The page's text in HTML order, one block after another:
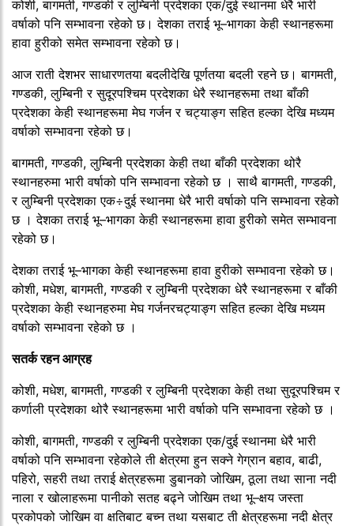
कोशी, बागमती, गण्डकी र लुम्बिनी प्रदेशका एक/दुई स्थानमा धेरै भारी
वर्षाको पनि सम्भावना रहेको छ। देशका तराई भू–भागका केही स्थानहरूमा
हावा हुरीको समेत सम्भावना रहेको छ।
आज राती देशभर साधारणतया बदलीदेखि पूर्णतया बदली रहने छ। बागमती,
गण्डकी, लुम्बिनी र सुदूरपश्चिम प्रदेशका धेरै स्थानहरूमा तथा बाँकी
प्रदेशका केही स्थानहरूमा मेघ गर्जन र चट्याङ्ग सहित हल्का देखि मध्यम
वर्षाको सम्भावना रहेको छ।
बागमती, गण्डकी, लुम्बिनी प्रदेशका केही तथा बाँकी प्रदेशका थोरै
स्थानहरुमा भारी वर्षाको पनि सम्भावना रहेको छ । साथै बागमती, गण्डकी,
र लुम्बिनी प्रदेशका एक÷दुई स्थानमा धेरै भारी वर्षाको पनि सम्भावना रहेको
छ । देशका तराई भू–भागका केही स्थानहरूमा हावा हुरीको समेत सम्भावना
रहेको छ।
देशका तराई भू–भागका केही स्थानहरूमा हावा हुरीको सम्भावना रहेको छ।
कोशी, मधेश, बागमती, गण्डकी र लुम्बिनी प्रदेशका धेरै स्थानहरूमा र बाँकी
प्रदेशका केही स्थानहरुमा मेघ गर्जनरचट्याङ्ग सहित हल्का देखि मध्यम
वर्षाको सम्भावना रहेको छ ।
सतर्क रहन आग्रह
कोशी, मधेश, बागमती, गण्डकी र लुम्बिनी प्रदेशका केही तथा सुदूरपश्चिम र
कर्णाली प्रदेशका थोरै स्थानहरूमा भारी वर्षाको पनि सम्भावना रहेको छ ।
कोशी, बागमती, गण्डकी र लुम्बिनी प्रदेशका एक/दुई स्थानमा धेरै भारी
वर्षाको पनि सम्भावना रहेकोले ती क्षेत्रमा हुन सक्ने गेग्रान बहाव, बाढी,
पहिरो, सहरी तथा तराई क्षेत्रहरूमा डुबानको जोखिम, ठूला तथा साना नदी
नाला र खोलाहरूमा पानीको सतह बढ्ने जोखिम तथा भू–क्षय जस्ता
प्रकोपको जोखिम वा क्षतिबाट बच्न तथा यसबाट ती क्षेत्रहरूमा नदी क्षेत्र